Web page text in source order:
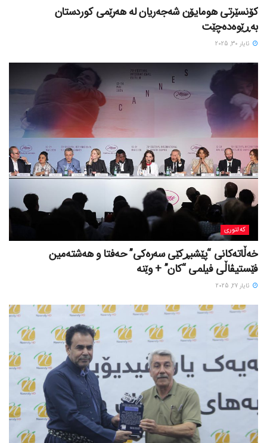
کۆنسێرتی هومایۆن شەجەریان لە هەرێمی کوردستان
بەڕێوەدەچێت
ئایار 30, 2025
کەلتوری
خه‌ڵاته‌کانی “پێشبڕکێی سه‌ره‌کی” حه‌فتا و هه‌شته‌مین
فێستیڤاڵی فیلمی “کان” + وێنە
ئایار 27, 2025